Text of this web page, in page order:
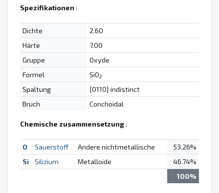
Spezifikationen :
Dichte
2.60
Härte
7.00
Gruppe
Oxyde
Formel
SiO2
Spaltung
{0110} indistinct
Bruch
Conchoidal
Chemische zusammensetzung:
O Sauerstoff Andere nichtmetallische
53.26%
Si
Silizium Metalloide
46.74%
100%